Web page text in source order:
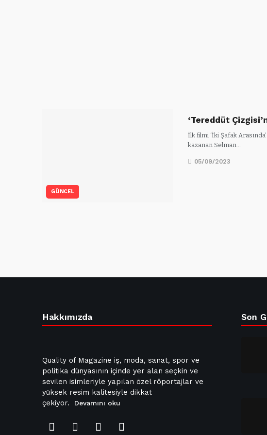
GÜNCEL
‘Tereddüt
İlk filmi ‘İki Şafak
kazanan Selman…
05/09/2023
Hakkımızda
Quality of Magazine iş, moda, sanat, spor ve
politika dünyasının içinde yer alan seçkin ve
sevilen isimleriyle yapılan özel röportajlar ve
yüksek resim kalitesiyle dikkat
çekiyor.
Devamını oku
Son